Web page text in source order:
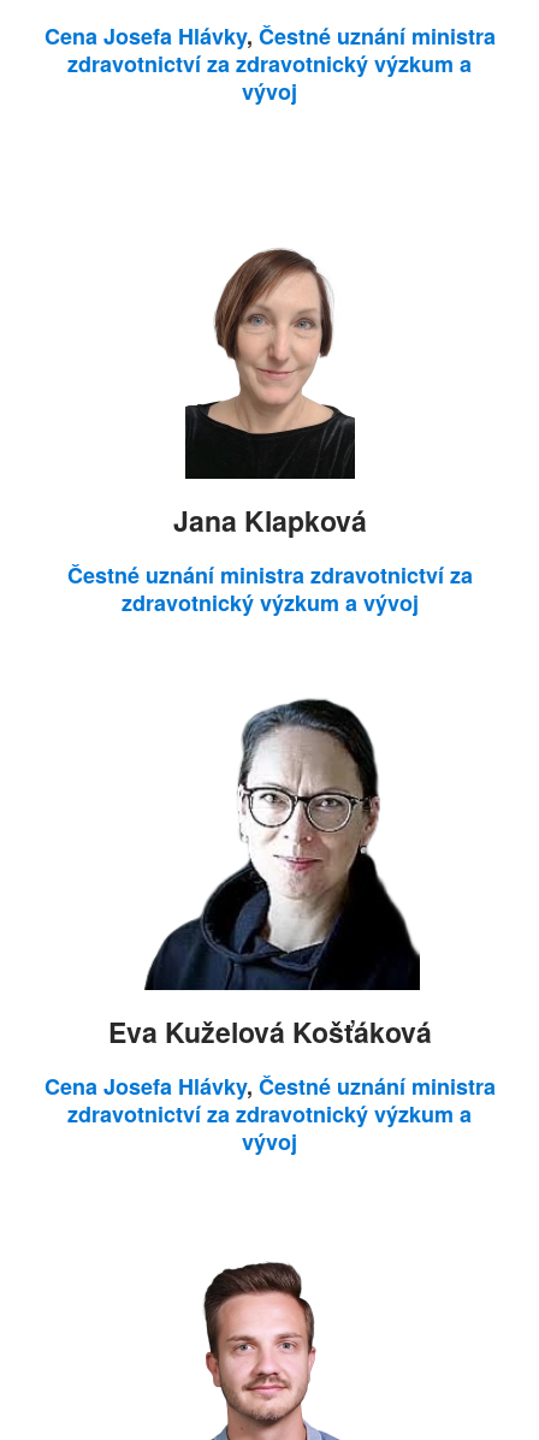
Cena Josefa Hlávky, Čestné uznání ministra
zdravotnictví za zdravotnický výzkum a
vývoj
Jana Klapková
Čestné uznání ministra zdravotnictví za
zdravotnický výzkum a vývoj
Eva Kuželová Košťáková
Cena Josefa Hlávky, Čestné uznání ministra
zdravotnictví za zdravotnický výzkum a
vývoj